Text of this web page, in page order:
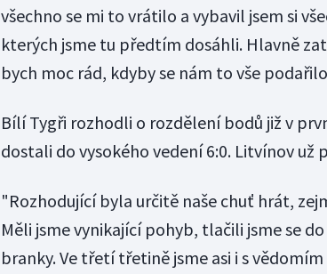
všechno se mi to vrátilo a vybavil jsem si
kterých jsme tu předtím dosáhli. Hlavně
bych moc rád, kdyby se nám to vše
Bílí Tygři rozhodli o rozdělení bodů již v
dostali do vysokého vedení 6:0. Litvínov už
"Rozhodující byla určitě naše chuť hrát,
Měli jsme vynikající pohyb, tlačili jsme se
branky. Ve třetí třetině jsme asi i s